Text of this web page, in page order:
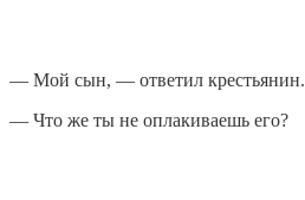
— Мой сын, — ответил крестьянин.
— Что же ты не оплакиваешь его?